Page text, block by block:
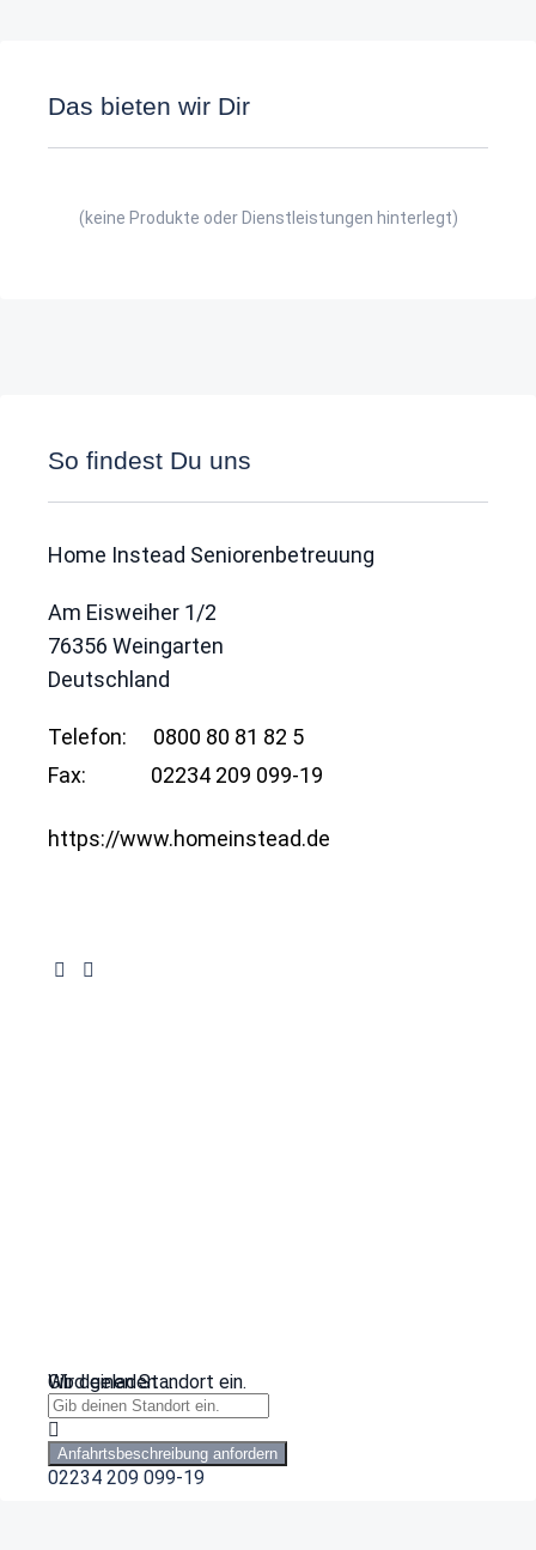
Das bieten wir Dir
(keine Produkte oder Dienstleistungen hinterlegt)
So findest Du uns
Home Instead Seniorenbetreuung
Am Eisweiher 1/2
76356 Weingarten
Deutschland
Telefon:
0800 80 81 82 5
Fax:
02234 209 099-19
https://www.homeinstead.de
Wird geladen …
Gib deinen Standort ein.
Anfahrtsbeschreibung anfordern
02234 209 099-19